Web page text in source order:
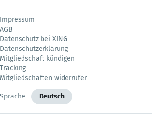
Impressum
AGB
Datenschutz bei XING
Datenschutzerklärung
Mitgliedschaft kündigen
Tracking
Mitgliedschaften widerrufen
Sprache Deutsch